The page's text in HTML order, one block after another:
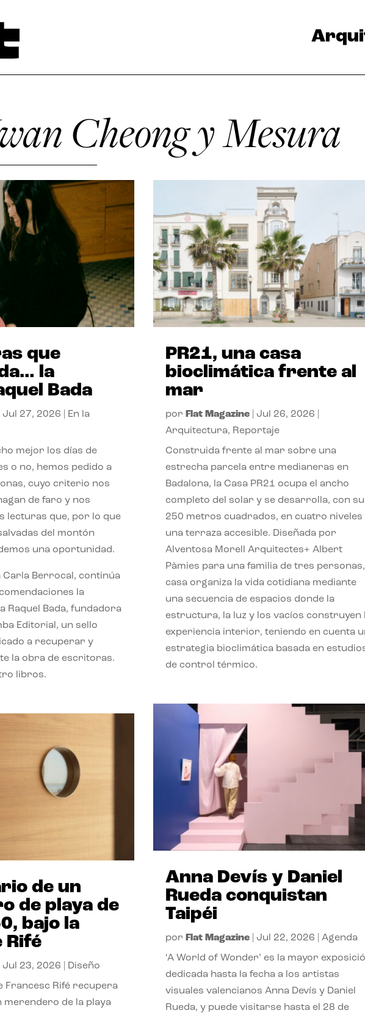
Cheong y Mesura
que
la
Bada
Jul 27, 2026
En la
mejor los días de
o no, hemos pedido a
cuyo criterio nos
de faro y nos
lecturas que, por lo que
del montón
una oportunidad.
Berrocal, continúa
la
Raquel Bada, fundadora
Editorial, un sello
a recuperar y
la obra de escritoras.
libros.
de un
de playa de
bajo la
Rifé
Jul 23, 2026 Diseño
Francesc Rifé recupera
merendero de la playa
PR21, una casa
bioclimática frente al
mar
por Flat Magazine| Jul 26, 2026
Arquitectura, Reportaje
Construida frente al mar sobre una
estrecha parcela entre medianeras en
Badalona, la Casa PR21 ocupa el ancho
completo del solar y se desarrolla, con
250 metros cuadrados, en cuatro niveles
una terraza accesible. Diseñada por
Alventosa Morell Arquitectes+ Albert
Pàmies para una familia de tres
casa organiza la vida cotidiana mediante
una secuencia de espacios donde la
estructura, la luz y los vacíos construyen
experiencia interior, teniendo en cuenta
estrategia bioclimática basada en
de control térmico.
Anna Devís y Daniel
Rueda conquistan
Taipéi
por Flat Magazine| Jul 22, 2026 Agenda
‘A World of Wonder’ es la mayor
dedicada hasta la fecha a los artistas
visuales valencianos Anna Devís y Daniel
Rueda, y puede visitarse hasta el 28 de